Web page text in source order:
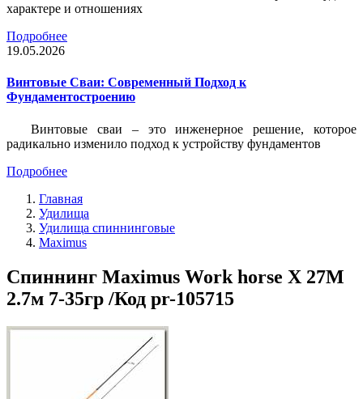
характере и отношениях
Подробнее
19.05.2026
Винтовые Сваи: Современный Подход к
Фундаментостроению
Винтовые сваи – это инженерное решение, которое
радикально изменило подход к устройству фундаментов
Подробнее
Главная
Удилища
Удилища спиннинговые
Maximus
Спиннинг Maximus Work horse X 27M
2.7м 7-35гр /Код pr-105715